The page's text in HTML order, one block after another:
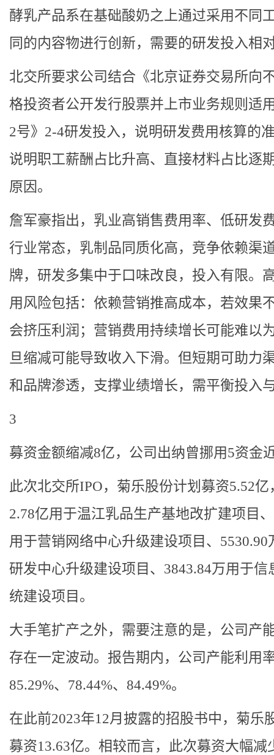
酵乳产品系在基础酸奶之上通过采用不同
同的内容物进行创新，需要的研发投入相
北交所要求公司结合《北京证券交易所向
格投资者公开发行股票并上市业务规则适
2号》2-4研发投入，说明研发费用核算的
说明职工薪酬占比升高、直接材料占比逐
原因。
詹军豪指出，乳业高销售费用率、低研发
行业常态，乳制品同质化高，竞争依赖渠
牌，研发多集中于口味改良，投入有限。
用风险包括：依赖营销推高成本，若效果
会挤压利润；营销费用持续增长可能难以
旦缩减可能导致收入下滑。但短期可助力
和品牌渗透，支撑业绩增长，需平衡投入
3
募资金额缩减8亿，公司出纳曾挪用5资金
此次北交所IPO，菊乐股份计划募资5.52亿
2.78亿用于温江乳品生产基地改扩建项目
用于营销网络中心升级建设项目、5530.90
研发中心升级建设项目、3843.84万用于信
统建设项目。
大手笔扩产之外，需要注意的是，公司产
存在一定波动。报告期内，公司产能利用
85.29%、78.44%、84.49%。
在此前2023年12月披露的招股书中，菊乐
募资13.63亿。相较而言，此次募资大幅减